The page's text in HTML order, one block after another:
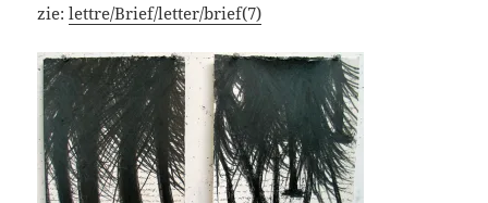
zie:lettre/Brief/letter/brief(7)